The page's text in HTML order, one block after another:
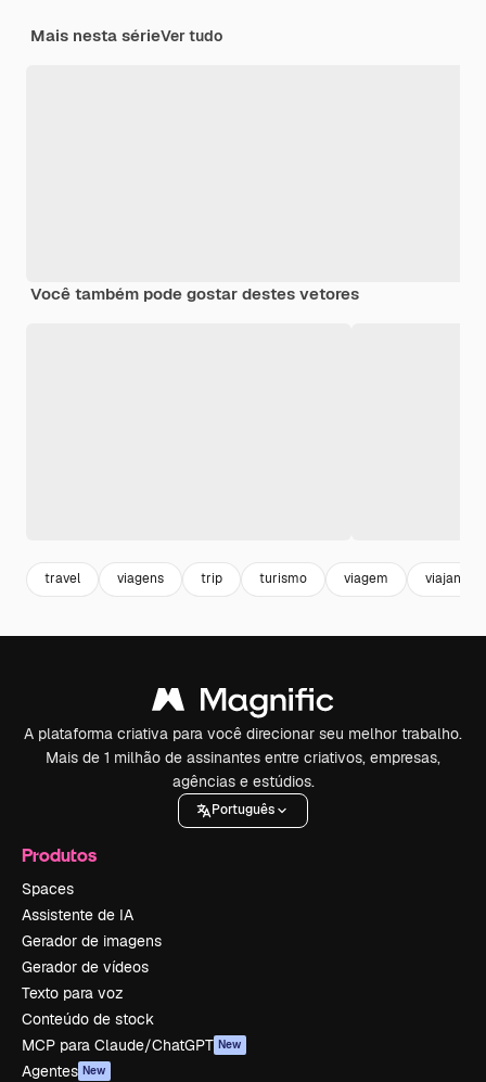
Mais nesta sérieVer tudo
Você também pode gostar destes vetores
travel viagens trip turismo viagem viajante
A plataforma criativa para você direcionar seu melhor trabalho.
Mais de 1 milhão de assinantes entre criativos, empresas,
agências e estúdios.
Português
Produtos
Spaces
Assistente de IA
Gerador de imagens
Gerador de vídeos
Texto para voz
Conteúdo de stock
MCP para Claude/ChatGPT New
Agentes New